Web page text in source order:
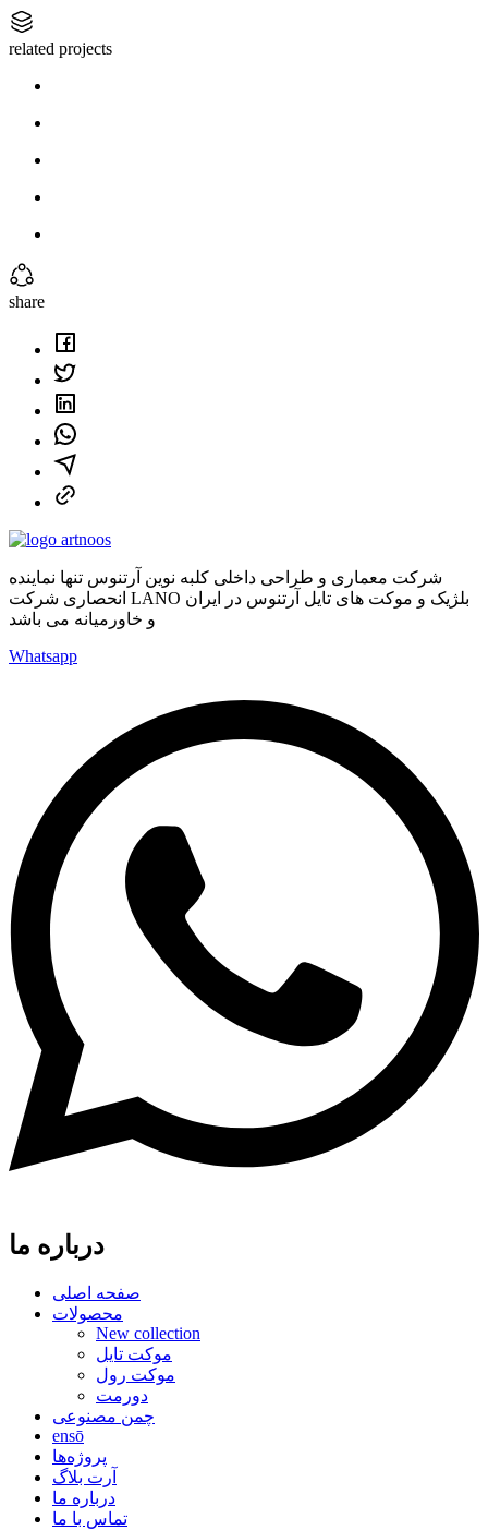
related projects
share
شرکت معماری و طراحی داخلی کلبه نوین آرتنوس تنها نماینده
انحصاری شرکت LANO بلژیک و موکت های تایل آرتنوس در ایران
و خاورمیانه می باشد
Whatsapp
درباره ما
صفحه اصلی
محصولات
New collection
موکت تایل
موکت رول
دورمت
چمن مصنوعی
ensō
پروژه‌ها
آرت بلاگ
درباره ما
تماس با ما